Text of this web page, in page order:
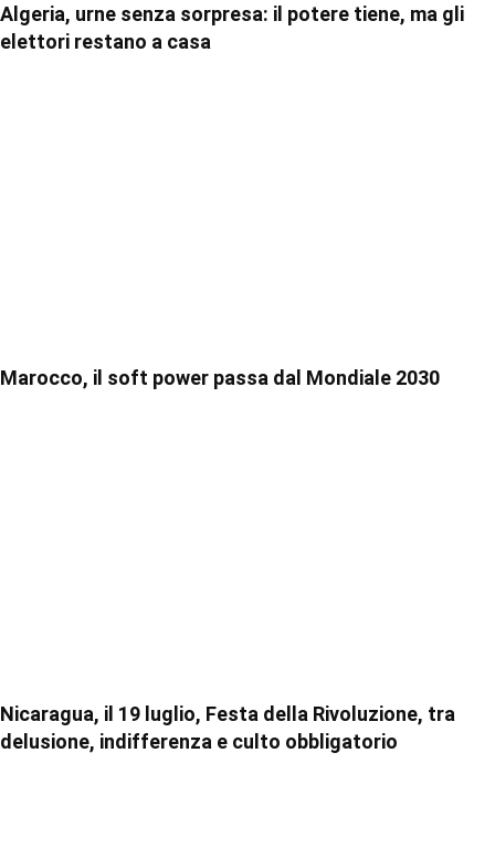
Algeria, urne senza sorpresa: il potere tiene, ma gli
elettori restano a casa
Marocco, il soft power passa dal Mondiale 2030
Nicaragua, il 19 luglio, Festa della Rivoluzione, tra
delusione, indifferenza e culto obbligatorio